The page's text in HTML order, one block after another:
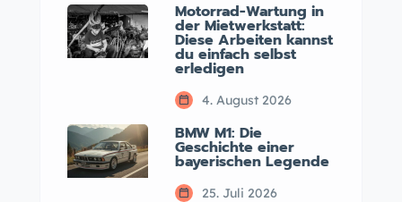
Motorrad-Wartung in
der Mietwerkstatt:
Diese Arbeiten kannst
du einfach selbst
erledigen
4. August 2026
BMW M1: Die
Geschichte einer
bayerischen Legende
25. Juli 2026